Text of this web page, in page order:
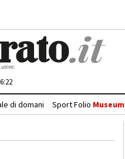
di domani Sport Folio Museum